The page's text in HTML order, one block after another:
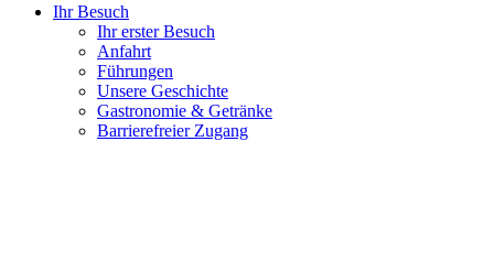
Ihr Besuch
Ihr erster Besuch
Anfahrt
Führungen
Unsere Geschichte
Gastronomie & Getränke
Barrierefreier Zugang